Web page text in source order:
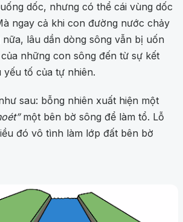
dốc, nhưng có thể cái vùng dốc
ngay cả khi con đường nước chảy
lâu dần dòng sông vẫn bị uốn
những con sông đến từ sự kết
yếu tố của tự nhiên.
sau: bỗng nhiên xuất hiện một
một bên bờ sông để làm tổ. Lỗ
đó vô tình làm lớp đất bên bờ